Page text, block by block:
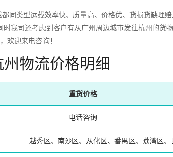
同类型运载效率快、质量高、价格优、货损货缺理
时我司还考虑到客户有从广州周边城市发往杭州的货
欢迎来电咨询！
物流价格明细
重货价格
电话咨询
越秀区、南沙区、从化区、番禺区、荔湾区